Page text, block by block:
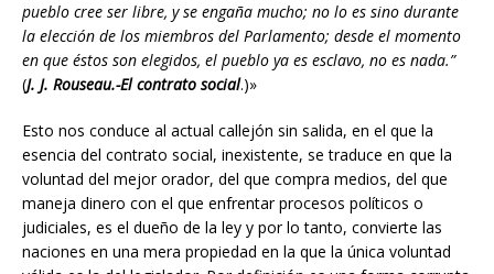
pueblo cree ser libre, y se engaña mucho; no lo es sino durante
la elección de los miembros del Parlamento; desde el momento
en que éstos son elegidos, el pueblo ya es esclavo, no es nada.”
(J. J. Rouseau.-El contrato social.)»
Esto nos conduce al actual callejón sin salida, en el que la
esencia del contrato social, inexistente, se traduce en que la
voluntad del mejor orador, del que compra medios, del que
maneja dinero con el que enfrentar procesos políticos o
judiciales, es el dueño de la ley y por lo tanto, convierte las
naciones en una mera propiedad en la que la única voluntad